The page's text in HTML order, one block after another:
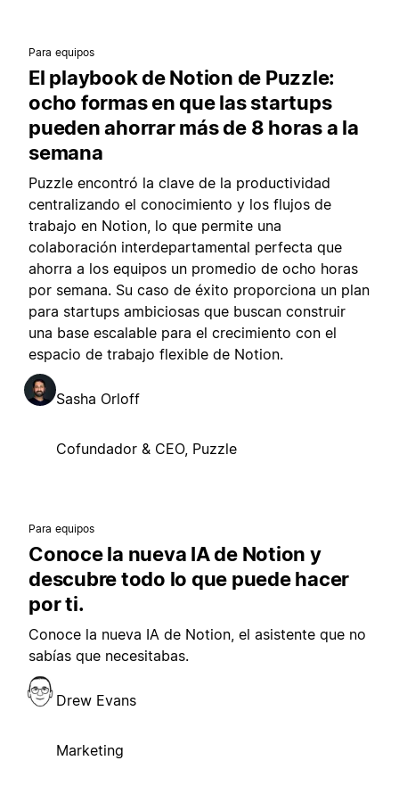
Para equipos
El playbook de Notion de Puzzle:
ocho formas en que las startups
pueden ahorrar más de 8 horas a la
semana
Puzzle encontró la clave de la productividad
centralizando el conocimiento y los flujos de
trabajo en Notion, lo que permite una
colaboración interdepartamental perfecta que
ahorra a los equipos un promedio de ocho horas
por semana. Su caso de éxito proporciona un plan
para startups ambiciosas que buscan construir
una base escalable para el crecimiento con el
espacio de trabajo flexible de Notion.
Sasha Orloff
Cofundador & CEO, Puzzle
Para equipos
Conoce la nueva IA de Notion y
descubre todo lo que puede hacer
por ti.
Conoce la nueva IA de Notion, el asistente que no
sabías que necesitabas.
Drew Evans
Marketing